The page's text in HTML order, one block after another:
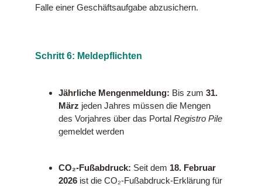
Falle einer Geschäftsaufgabe abzusichern.
Schritt 6: Meldepflichten
Jährliche Mengenmeldung: Bis zum 31.
März jeden Jahres müssen die Mengen
des Vorjahres über das Portal Registro Pile
gemeldet werden
CO₂-Fußabdruck: Seit dem 18. Februar
2026ist die CO₂-Fußabdruck-Erklärung für